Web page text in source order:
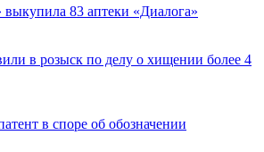
выкупила 83 аптеки «Диалога»
в розыск по делу о хищении более 4
в споре об обозначении